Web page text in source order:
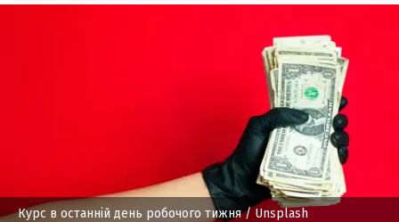
Курс в останній день робочого тижня/ Unsplash